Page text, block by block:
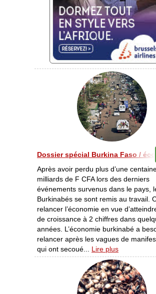
Dossier spécial Burkina Faso /
Après avoir perdu plus d’une
milliards de F CFA lors des derniers
événements survenus dans le pays,
Burkinabés se sont remis au travail.
relancer l’économie en vue
de croissance à 2 chiffres dans
années. L’économie burkinabé a
relancer après les vagues de
qui ont secoué... Lire plus